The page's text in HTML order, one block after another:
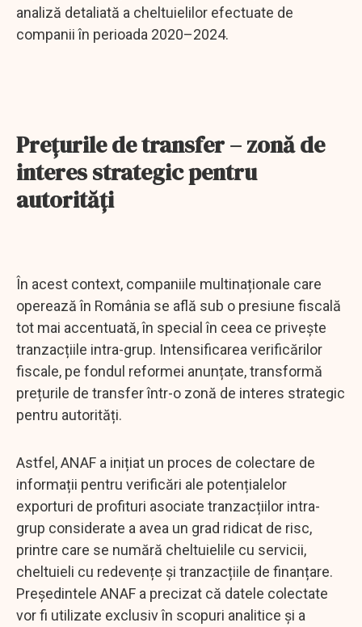
analiză detaliată a cheltuielilor efectuate de
companii în perioada 2020–2024.
Prețurile de transfer – zonă de
interes strategic pentru
autorități
În acest context, companiile multinaționale care
operează în România se află sub o presiune fiscală
tot mai accentuată, în special în ceea ce privește
tranzacțiile intra-grup. Intensificarea verificărilor
fiscale, pe fondul reformei anunțate, transformă
prețurile de transfer într-o zonă de interes strategic
pentru autorități.
Astfel, ANAF a inițiat un proces de colectare de
informații pentru verificări ale potențialelor
exporturi de profituri asociate tranzacțiilor intra-
grup considerate a avea un grad ridicat de risc,
printre care se numără cheltuielile cu servicii,
cheltuieli cu redevențe și tranzacțiile de finanțare.
Președintele ANAF a precizat că datele colectate
vor fi utilizate exclusiv în scopuri analitice și a